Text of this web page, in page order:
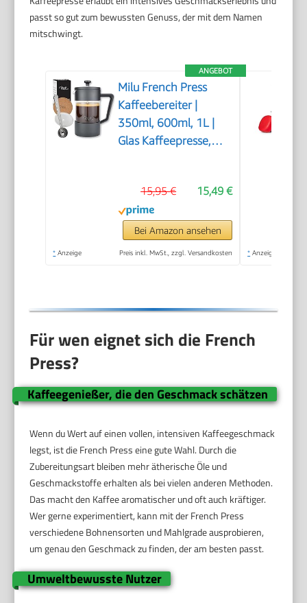
passt so gut zum bewussten Genuss, der mit dem Namen
mitschwingt.
ANGEBOT
Milu French Press
Kaffeebereiter |
350ml, 600ml, 1L |
Glas Kaffeepresse,
Camping inkl.
Untersetzer, Löffel,
Ersatzfilter (Schwarz,
350ml (2 Tassen)
15,49 €
15,95 €
Bei Amazon ansehen
* Anzeige Preis inkl. MwSt., zzgl. Versandkosten * Anzeige
Für wen eignet sich die French
Press?
Kaffeegenießer, die den Geschmack schätzen
Wenn du Wert auf einen vollen, intensiven Kaffeegeschmack
legst, ist die French Press eine gute Wahl. Durch die
Zubereitungsart bleiben mehr ätherische Öle und
Geschmackstoffe erhalten als bei vielen anderen Methoden.
Das macht den Kaffee aromatischer und oft auch kräftiger.
Wer gerne experimentiert, kann mit der French Press
verschiedene Bohnensorten und Mahlgrade ausprobieren,
um genau den Geschmack zu finden, der am besten passt.
Umweltbewusste Nutzer